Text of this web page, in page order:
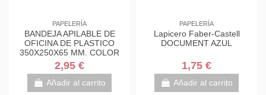
PAPELERÍA
BANDEJA APILABLE DE
OFICINA DE PLASTICO
350X250X65 MM. COLOR
TRANSPARENTE FAIBO 93-
23
2,95 €
Añadir al carrito
PAPELERÍA
Lapicero Faber-Castell
DOCUMENT AZUL
1,75 €
Añadir al carrito